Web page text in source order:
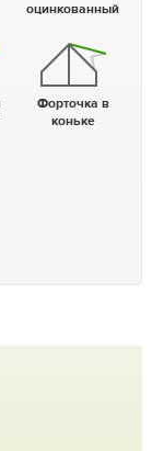
оцинкованный
Форточка в
коньке